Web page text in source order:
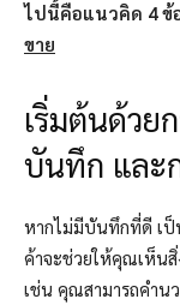
ไปนี้คือแนวคิด 4 ข้
ขาย
เริ่มต้นด้วย
บันทึก และ
หากไม่มีบันทึกที่ดี เป็
ค้าจะช่วยให้คุณเห็นสิ่
เช่น คุณสามารถคำน